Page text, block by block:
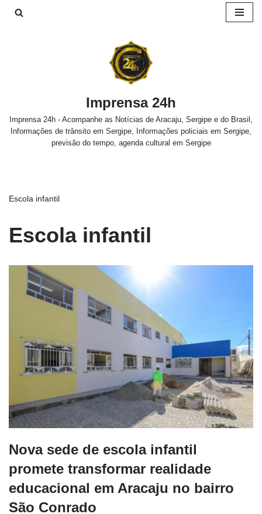
Imprensa 24h
Imprensa 24h - Acompanhe as Notícias de Aracaju, Sergipe e do Brasil,
Informações de trânsito em Sergipe, Informações policiais em Sergipe,
previsão do tempo, agenda cultural em Sergipe
Escola infantil
Escola infantil
Nova sede de escola infantil
promete transformar realidade
educacional em Aracaju no bairro
São Conrado